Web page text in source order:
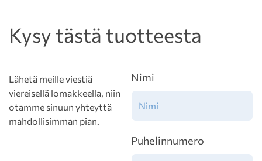
Kysy tästä tuotteesta
Lähetä meille viestiä
viereisellä lomakkeella, niin
otamme sinuun yhteyttä
mahdollisimman pian.
Nimi
Puhelinnumero